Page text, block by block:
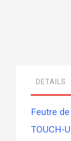
images
DETAILS
Feutre
TOUCH-